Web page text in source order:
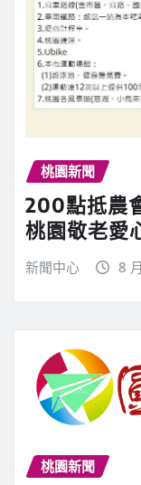
桃園新聞
200點抵農
桃園敬老愛
新聞中心 8
桃園新聞